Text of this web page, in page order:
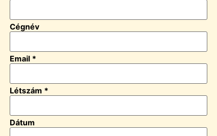
Cégnév
Email *
Létszám *
Dátum